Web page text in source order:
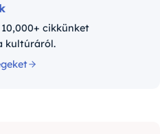
cikkünket
kultúráról.